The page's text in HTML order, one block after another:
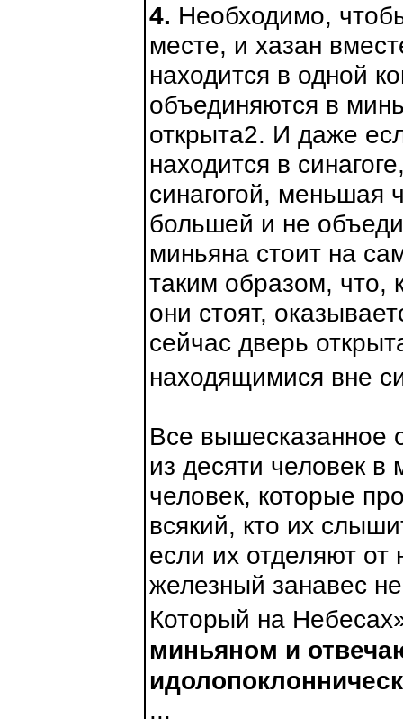
4. Необходимо,
месте, и хазан
находится в одной
объединяются в
открыта2. И даже
находится в
синагогой, меньшая
большей и не
миньяна стоит на
таким образом, что,
они стоят,
сейчас дверь
находящимися вне
Все вышесказанное
из десяти человек
человек, которые
всякий, кто их
если их отделяют от
железный занавес
Который на
миньяном и
...